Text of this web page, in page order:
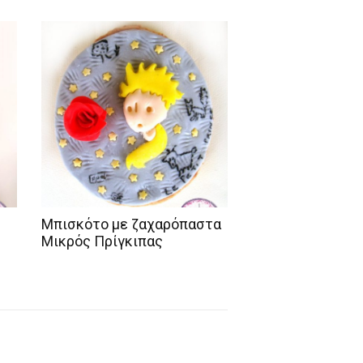
Μπισκότο με ζαχαρόπαστα
Μικρός Πρίγκιπας